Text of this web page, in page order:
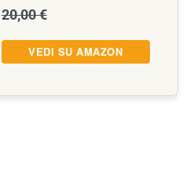
20,00 €
VEDI SU AMAZON